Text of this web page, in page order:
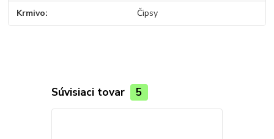
Krmivo Čipsy
Súvisiaci tovar 5